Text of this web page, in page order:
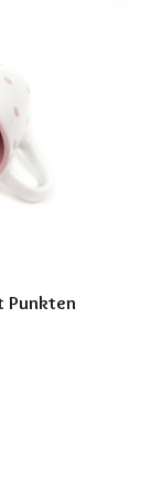
Punkten